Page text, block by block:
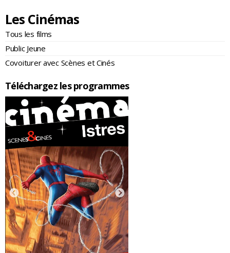
Les Cinémas
Tous les films
Public Jeune
Covoiturer avec Scènes et Cinés
Téléchargez les programmes